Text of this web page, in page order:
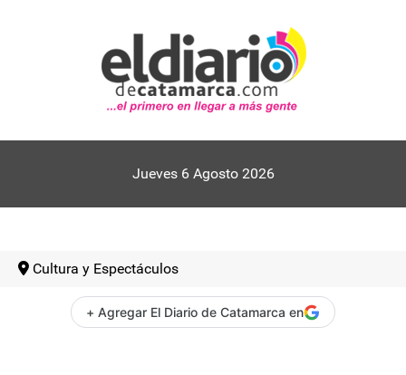
Jueves 6 Agosto 2026
Cultura y Espectáculos
+ Agregar El Diario de Catamarca en